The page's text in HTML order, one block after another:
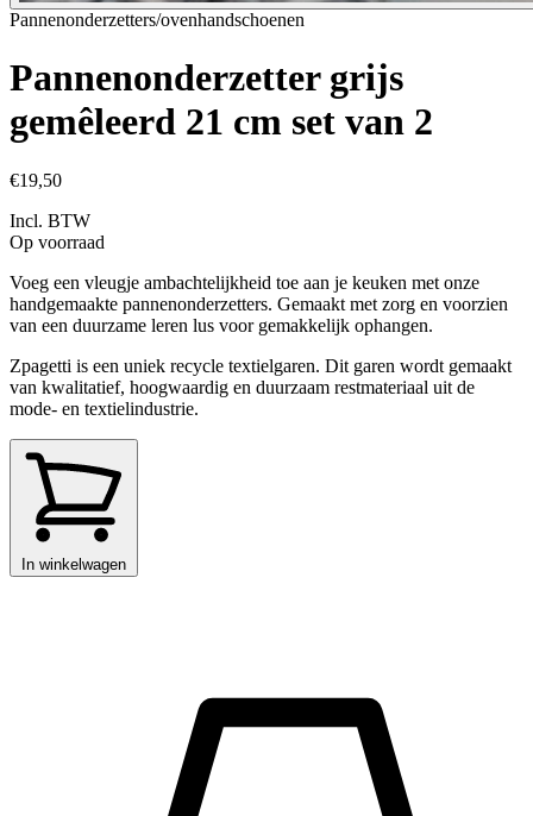
Pannenonderzetters/ovenhandschoenen
Pannenonderzetter grijs
gemêleerd 21 cm set van 2
€19,50
Incl. BTW
Op voorraad
Voeg een vleugje ambachtelijkheid toe aan je keuken met onze
handgemaakte pannenonderzetters. Gemaakt met zorg en voorzien
van een duurzame leren lus voor gemakkelijk ophangen.
Zpagetti is een uniek recycle textielgaren. Dit garen wordt gemaakt
van kwalitatief, hoogwaardig en duurzaam restmateriaal uit de
mode- en textielindustrie.
In winkelwagen